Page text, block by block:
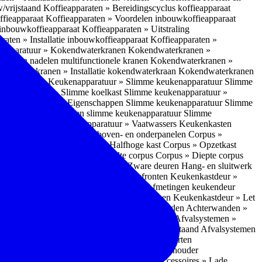
vrijstaand Koffieapparaten » Bereidingscyclus koffieapparaat
Koffieapparaten » Voordelen inbouwkoffieapparaat
Koffieapparaten » Uitstraling
» Installatie inbouwkoffieapparaat Koffieapparaten »
» Kokendwaterkranen Kokendwaterkranen »
en nadelen multifunctionele kranen Kokendwaterkranen »
» Installatie kokendwaterkraan Kokendwaterkranen
» OvensKeukenapparatuur » Slimme keukenapparatuur Slimme
» Slimme koelkast Slimme keukenapparatuur »
» Eigenschappen Slimme keukenapparatuur Slimme
» Nadelen slimme keukenapparatuur Slimme
Keukenapparatuur » Vaatwassers Keukenkasten
Corpus » Buitenkant zij-, boven- en onderpanelen Corpus »
Corpus » Halfhoge kast Corpus » Opzetkast
Corpus » Breedte corpus Corpus » Diepte corpus
Hang- en sluitwerk » Zware deuren Hang- en sluitwerk
» Soorten deur- en ladefronten Keukenkastdeur »
Keukenkastdeur » Afmetingen keukendeur
Keukenkastdeur » Deurgrepen Keukenkastdeur » Let
Achterwanden » Nadelen achterwanden Achterwanden »
Afvalsystemen »
Afvalsystemen » Vrijstaand Afvalsystemen
Inbouwaccessoires » Soorten
Inbouwaccessoires » Handdoekhouder